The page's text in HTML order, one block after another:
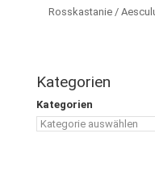
Rosskastanie /
Kategorien
Kategorien